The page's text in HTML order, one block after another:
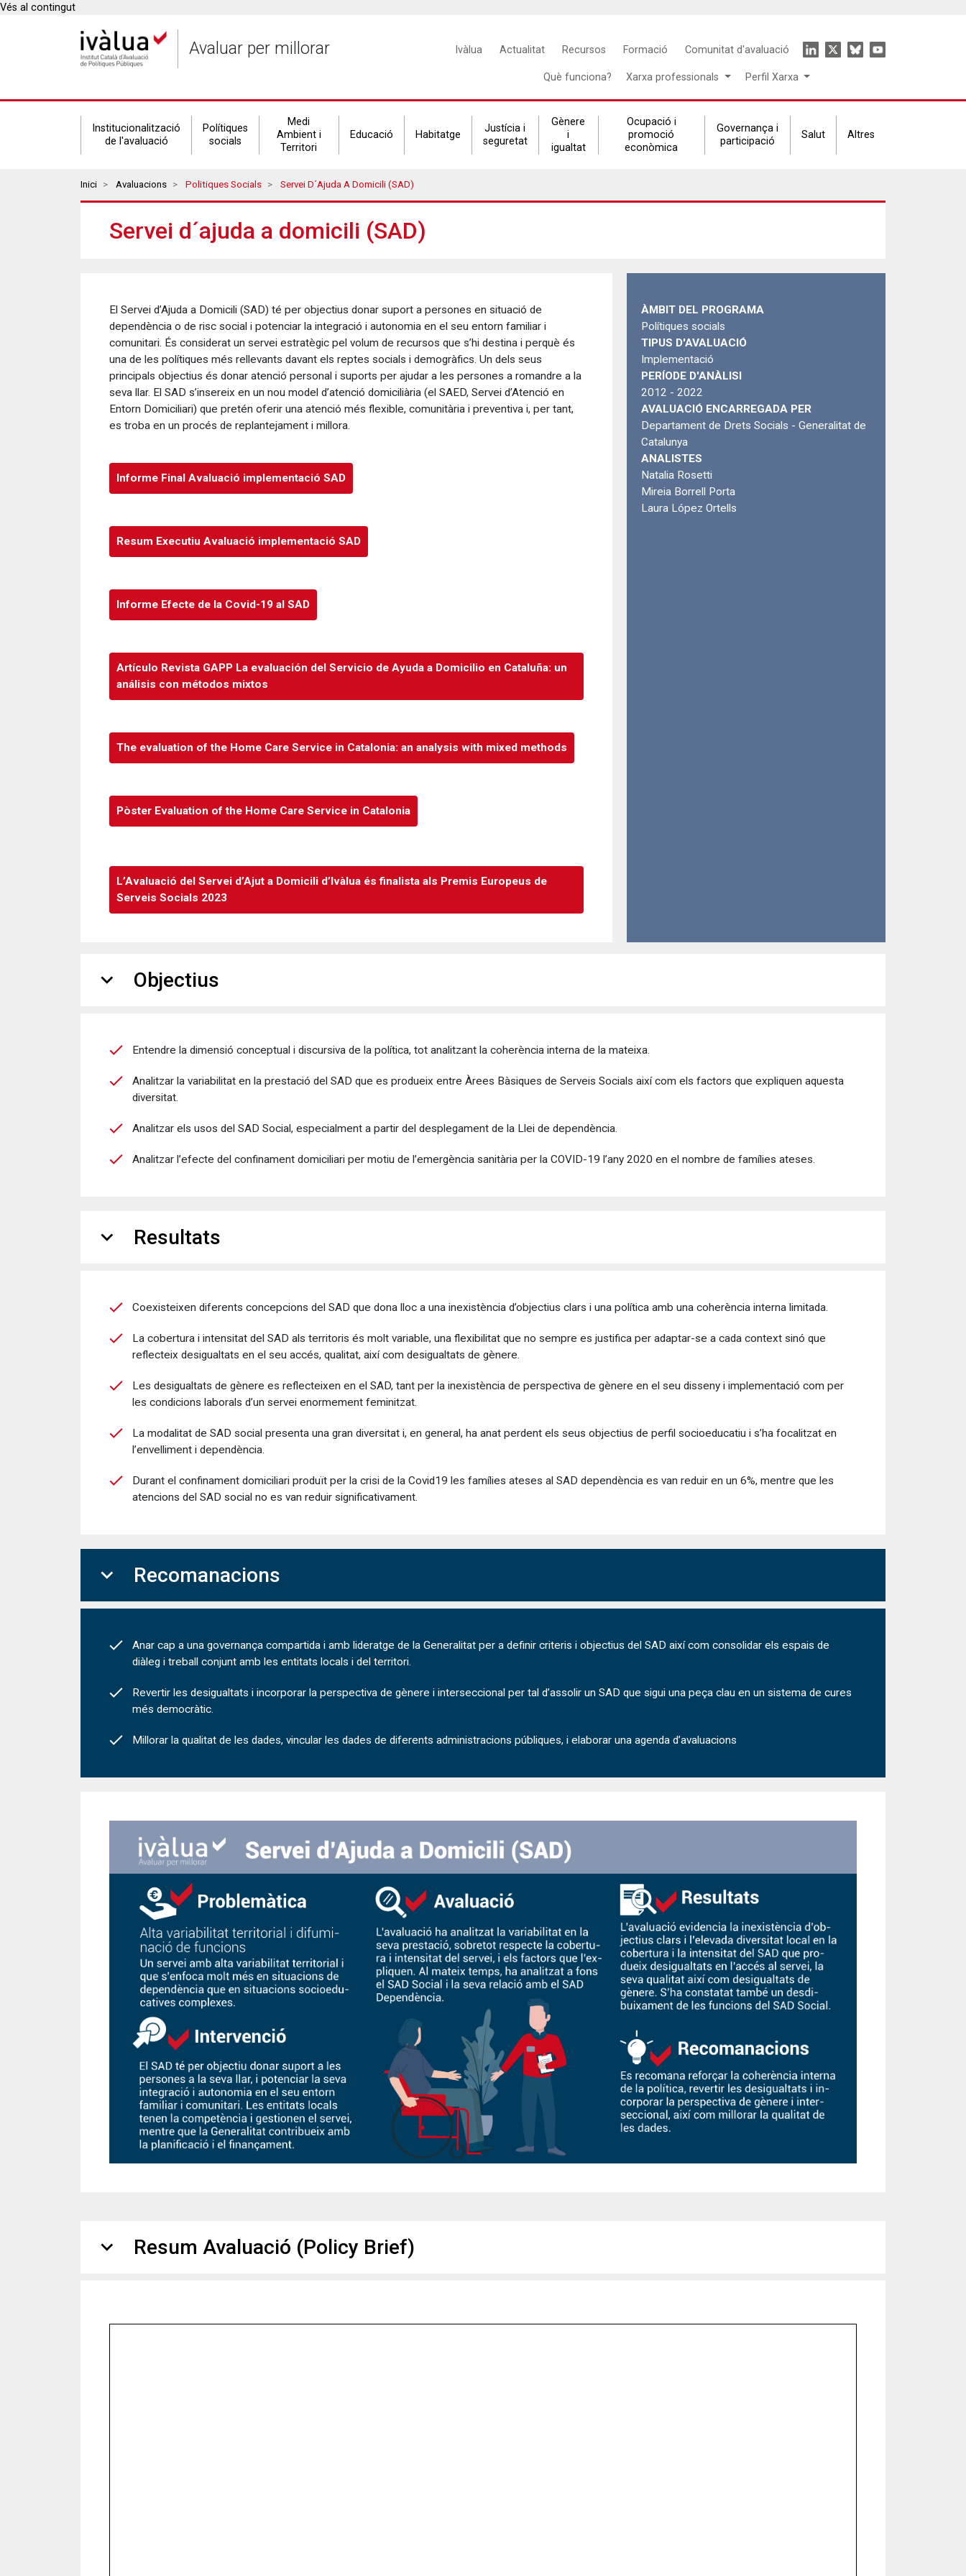
Vés al contingut
Avaluar per millorar
Main
navigation
Ivàlua Actualitat Recursos Formació Comunitat d'avaluació
Icon
menu
Què funciona? Xarxa professionals Perfil Xarxa
Secondary
navigation
Institucionalització
de l'avaluació
Polítiques
socials
Medi
Ambient i
Territori
Educació Habitatge
Justícia i
seguretat
Gènere
i
igualtat
Ocupació i
promoció
econòmica
Governança i
participació
Salut Altres
Breadcrumbs
Inici Avaluacions Politiques Socials Servei D´ajuda A Domicili (SAD)
Servei d´ajuda a domicili (SAD)
El Servei d’Ajuda a Domicili (SAD) té per objectius donar suport a persones en situació de
dependència o de risc social i potenciar la integració i autonomia en el seu entorn familiar i
comunitari. És considerat un servei estratègic pel volum de recursos que s’hi destina i perquè és
una de les polítiques més rellevants davant els reptes socials i demogràfics. Un dels seus
principals objectius és donar atenció personal i suports per ajudar a les persones a romandre a la
seva llar. El SAD s’insereix en un nou model d’atenció domiciliària (el SAED, Servei d’Atenció en
Entorn Domiciliari) que pretén oferir una atenció més flexible, comunitària i preventiva i, per tant,
es troba en un procés de replantejament i millora.
Informe Final Avaluació implementació SAD
Resum Executiu Avaluació implementació SAD
Informe Efecte de la Covid-19 al SAD
Artículo Revista GAPP La evaluación del Servicio de Ayuda a Domicilio en Cataluña: un
análisis con métodos mixtos
The evaluation of the Home Care Service in Catalonia: an analysis with mixed methods
Pòster Evaluation of the Home Care Service in Catalonia
L’Avaluació del Servei d’Ajut a Domicili d’Ivàlua és finalista als Premis Europeus de
Serveis Socials 2023
ÀMBIT DEL PROGRAMA
Polítiques socials
TIPUS D'AVALUACIÓ
Implementació
PERÍODE D'ANÀLISI
2012 - 2022
AVALUACIÓ ENCARREGADA PER
Departament de Drets Socials - Generalitat de
Catalunya
ANALISTES
Natalia Rosetti
Mireia Borrell Porta
Laura López Ortells
expand_more Objectius
Entendre la dimensió conceptual i discursiva de la política, tot analitzant la coherència interna de la mateixa.
Analitzar la variabilitat en la prestació del SAD que es produeix entre Àrees Bàsiques de Serveis Socials així com els factors que expliquen aquesta
diversitat.
Analitzar els usos del SAD Social, especialment a partir del desplegament de la Llei de dependència.
Analitzar l’efecte del confinament domiciliari per motiu de l’emergència sanitària per la COVID-19 l’any 2020 en el nombre de famílies ateses.
expand_more Resultats
Coexisteixen diferents concepcions del SAD que dona lloc a una inexistència d’objectius clars i una política amb una coherència interna limitada.
La cobertura i intensitat del SAD als territoris és molt variable, una flexibilitat que no sempre es justifica per adaptar-se a cada context sinó que
reflecteix desigualtats en el seu accés, qualitat, així com desigualtats de gènere.
Les desigualtats de gènere es reflecteixen en el SAD, tant per la inexistència de perspectiva de gènere en el seu disseny i implementació com per
les condicions laborals d’un servei enormement feminitzat.
La modalitat de SAD social presenta una gran diversitat i, en general, ha anat perdent els seus objectius de perfil socioeducatiu i s’ha focalitzat en
l’envelliment i dependència.
Durant el confinament domiciliari produït per la crisi de la Covid19 les famílies ateses al SAD dependència es van reduir en un 6%, mentre que les
atencions del SAD social no es van reduir significativament.
expand_more Recomanacions
Anar cap a una governança compartida i amb lideratge de la Generalitat per a definir criteris i objectius del SAD així com consolidar els espais de
diàleg i treball conjunt amb les entitats locals i del territori.
Revertir les desigualtats i incorporar la perspectiva de gènere i interseccional per tal d’assolir un SAD que sigui una peça clau en un sistema de cures
més democràtic.
Millorar la qualitat de les dades, vincular les dades de diferents administracions públiques, i elaborar una agenda d’avaluacions
expand_more Resum Avaluació (Policy Brief)